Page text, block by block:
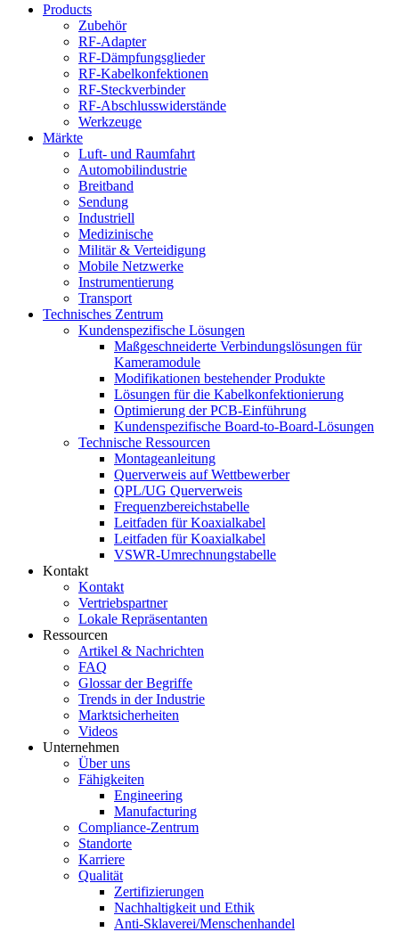
Products
Zubehör
RF-Adapter
RF-Dämpfungsglieder
RF-Kabelkonfektionen
RF-Steckverbinder
RF-Abschlusswiderstände
Werkzeuge
Märkte
Luft- und Raumfahrt
Automobilindustrie
Breitband
Sendung
Industriell
Medizinische
Militär & Verteidigung
Mobile Netzwerke
Instrumentierung
Transport
Technisches Zentrum
Kundenspezifische Lösungen
Maßgeschneiderte Verbindungslösungen für
Kameramodule
Modifikationen bestehender Produkte
Lösungen für die Kabelkonfektionierung
Optimierung der PCB-Einführung
Kundenspezifische Board-to-Board-Lösungen
Technische Ressourcen
Montageanleitung
Querverweis auf Wettbewerber
QPL/UG Querverweis
Frequenzbereichstabelle
Leitfaden für Koaxialkabel
Leitfaden für Koaxialkabel
VSWR-Umrechnungstabelle
Kontakt
Kontakt
Vertriebspartner
Lokale Repräsentanten
Ressourcen
Artikel & Nachrichten
FAQ
Glossar der Begriffe
Trends in der Industrie
Marktsicherheiten
Videos
Unternehmen
Über uns
Fähigkeiten
Engineering
Manufacturing
Compliance-Zentrum
Standorte
Karriere
Qualität
Zertifizierungen
Nachhaltigkeit und Ethik
Anti-Sklaverei/Menschenhandel